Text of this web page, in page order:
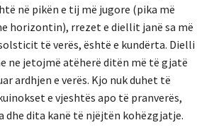
në pikën e tij më jugore (pika më
horizontin), rrezet e diellit janë sa më
të verës, është e kundërta. Dielli
ne jetojmë atëherë ditën më të gjatë
ardhjen e verës. Kjo nuk duhet të
e vjeshtës apo të pranverës,
dhe dita kanë të njëjtën kohëzgjatje.